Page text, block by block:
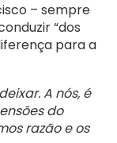
– sempre
“dos
para a
A nós, é
do
razão e os